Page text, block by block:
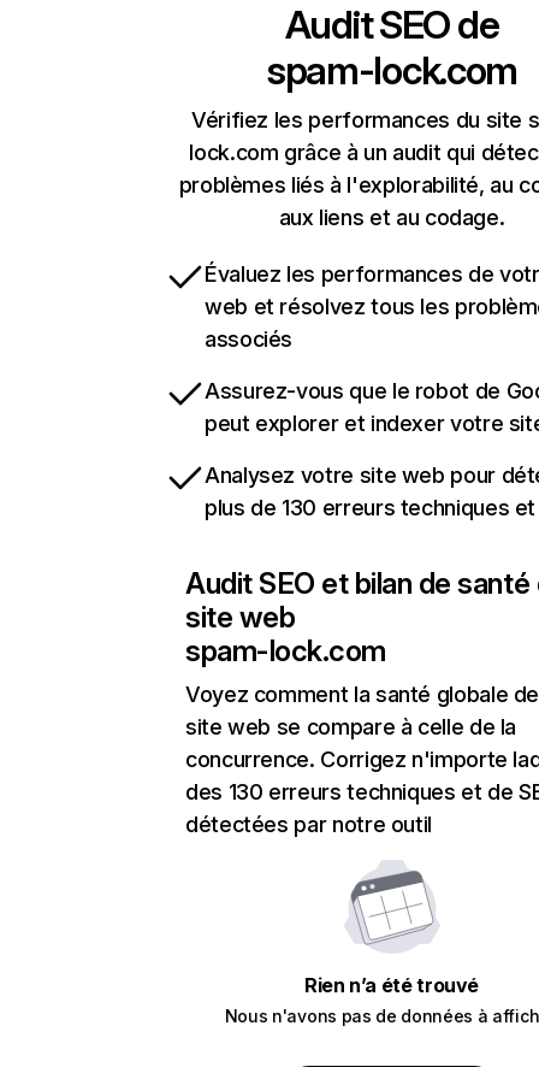
Audit SEO de
spam-lock.com
Vérifiez les performances du site
lock.com grâce à un audit qui
problèmes liés à l'explorabilité, au
aux liens et au codage.
Évaluez les performances de
web et résolvez tous les
associés
Assurez-vous que le robot de
peut explorer et indexer votre
Analysez votre site web pour
plus de 130 erreurs techniques et
Audit SEO et bilan de santé
site web
spam-lock.com
Voyez comment la santé globale
site web se compare à celle de la
concurrence. Corrigez n'importe
des 130 erreurs techniques et de
détectées par notre outil
Rien n’a été trouvé
Nous n'avons pas de données à